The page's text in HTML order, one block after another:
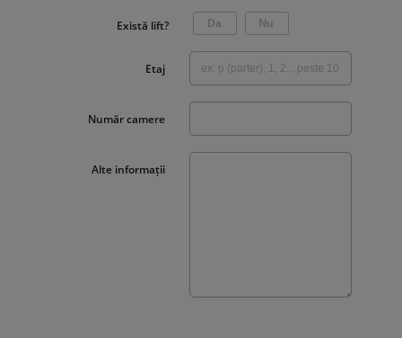
Există lift? Da Nu
Etaj
Număr camere
Alte informații